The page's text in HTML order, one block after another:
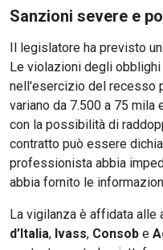
Sanzioni severe e
Il legislatore ha previsto
Le violazioni degli
nell'esercizio del recesso
variano da 7.500 a 75 mila
con la possibilità di
contratto può essere
professionista abbia
abbia fornito le
La vigilanza è affidata
d’Italia, Ivass, Consob e